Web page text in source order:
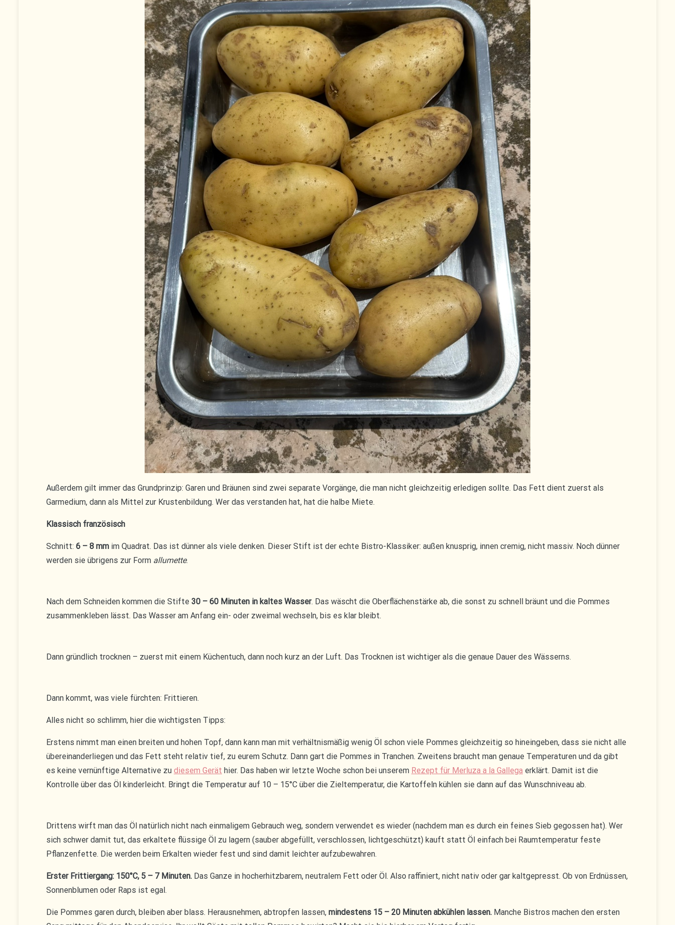
Außerdem gilt immer das Grundprinzip: Garen und Bräunen sind zwei separate Vorgänge, die man nicht gleichzeitig erledigen sollte. Das Fett dient zuerst als
Garmedium, dann als Mittel zur Krustenbildung. Wer das verstanden hat, hat die halbe Miete.
Klassisch französisch
Schnitt: 6 – 8 mm im Quadrat. Das ist dünner als viele denken. Dieser Stift ist der echte Bistro-Klassiker: außen knusprig, innen cremig, nicht massiv. Noch dünner
werden sie übrigens zur Form allumette.
Nach dem Schneiden kommen die Stifte 30 – 60 Minuten in kaltes Wasser. Das wäscht die Oberflächenstärke ab, die sonst zu schnell bräunt und die Pommes
zusammenkleben lässt. Das Wasser am Anfang ein- oder zweimal wechseln, bis es klar bleibt.
Dann gründlich trocknen – zuerst mit einem Küchentuch, dann noch kurz an der Luft. Das Trocknen ist wichtiger als die genaue Dauer des Wässerns.
Dann kommt, was viele fürchten: Frittieren.
Alles nicht so schlimm, hier die wichtigsten Tipps:
Erstens nimmt man einen breiten und hohen Topf, dann kann man mit verhältnismäßig wenig Öl schon viele Pommes gleichzeitig so hineingeben, dass sie nicht alle
übereinanderliegen und das Fett steht relativ tief, zu eurem Schutz. Dann gart die Pommes in Tranchen. Zweitens braucht man genaue Temperaturen und da gibt
es keine vernünftige Alternative zu diesem Gerät hier. Das haben wir letzte Woche schon bei unserem Rezept für Merluza a la Gallega erklärt. Damit ist die
Kontrolle über das Öl kinderleicht. Bringt die Temperatur auf 10 – 15°C über die Zieltemperatur, die Kartoffeln kühlen sie dann auf das Wunschniveau ab.
Drittens wirft man das Öl natürlich nicht nach einmaligem Gebrauch weg, sondern verwendet es wieder (nachdem man es durch ein feines Sieb gegossen hat). Wer
sich schwer damit tut, das erkaltete flüssige Öl zu lagern (sauber abgefüllt, verschlossen, lichtgeschützt) kauft statt Öl einfach bei Raumtemperatur feste
Pflanzenfette. Die werden beim Erkalten wieder fest und sind damit leichter aufzubewahren.
Erster Frittiergang: 150°C, 5 – 7 Minuten. Das Ganze in hocherhitzbarem, neutralem Fett oder Öl. Also raffiniert, nicht nativ oder gar kaltgepresst. Ob von Erdnüssen,
Sonnenblumen oder Raps ist egal.
Die Pommes garen durch, bleiben aber blass. Herausnehmen, abtropfen lassen, mindestens 15 – 20 Minuten abkühlen lassen. Manche Bistros machen den ersten